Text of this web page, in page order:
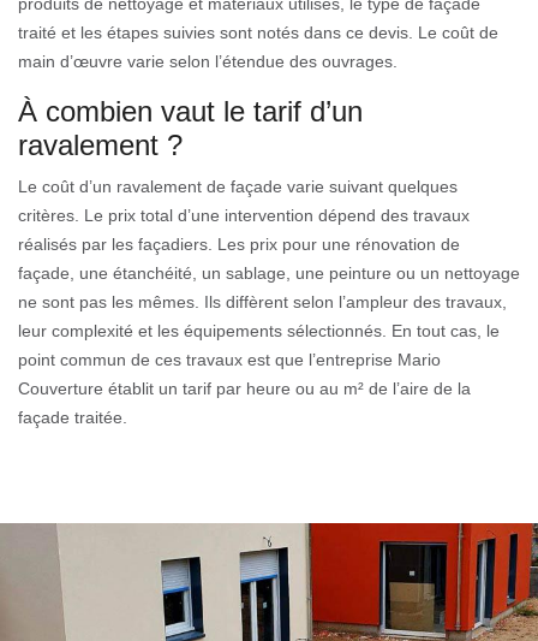
traité et les étapes suivies sont notés dans ce devis. Le coût de
main d’œuvre varie selon l’étendue des ouvrages.
À combien vaut le tarif d’un
ravalement ?
Le coût d’un ravalement de façade varie suivant quelques
critères. Le prix total d’une intervention dépend des travaux
réalisés par les façadiers. Les prix pour une rénovation de
façade, une étanchéité, un sablage, une peinture ou un nettoyage
ne sont pas les mêmes. Ils diffèrent selon l’ampleur des travaux,
leur complexité et les équipements sélectionnés. En tout cas, le
point commun de ces travaux est que l’entreprise Mario
Couverture établit un tarif par heure ou au m² de l’aire de la
façade traitée.